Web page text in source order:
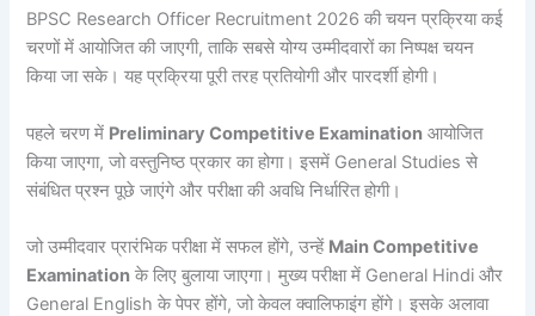
BPSC Research Officer Recruitment 2026 की चयन प्रक्रिया कई
चरणों में आयोजित की जाएगी, ताकि सबसे योग्य उम्मीदवारों का निष्पक्ष चयन
किया जा सके। यह प्रक्रिया पूरी तरह प्रतियोगी और पारदर्शी होगी।
पहले चरण में Preliminary Competitive Examination आयोजित
किया जाएगा, जो वस्तुनिष्ठ प्रकार का होगा। इसमें General Studies से
संबंधित प्रश्न पूछे जाएंगे और परीक्षा की अवधि निर्धारित होगी।
जो उम्मीदवार प्रारंभिक परीक्षा में सफल होंगे, उन्हें Main Competitive
Examination के लिए बुलाया जाएगा। मुख्य परीक्षा में General Hindi और
General English के पेपर होंगे, जो केवल क्वालिफाइंग होंगे। इसके अलावा